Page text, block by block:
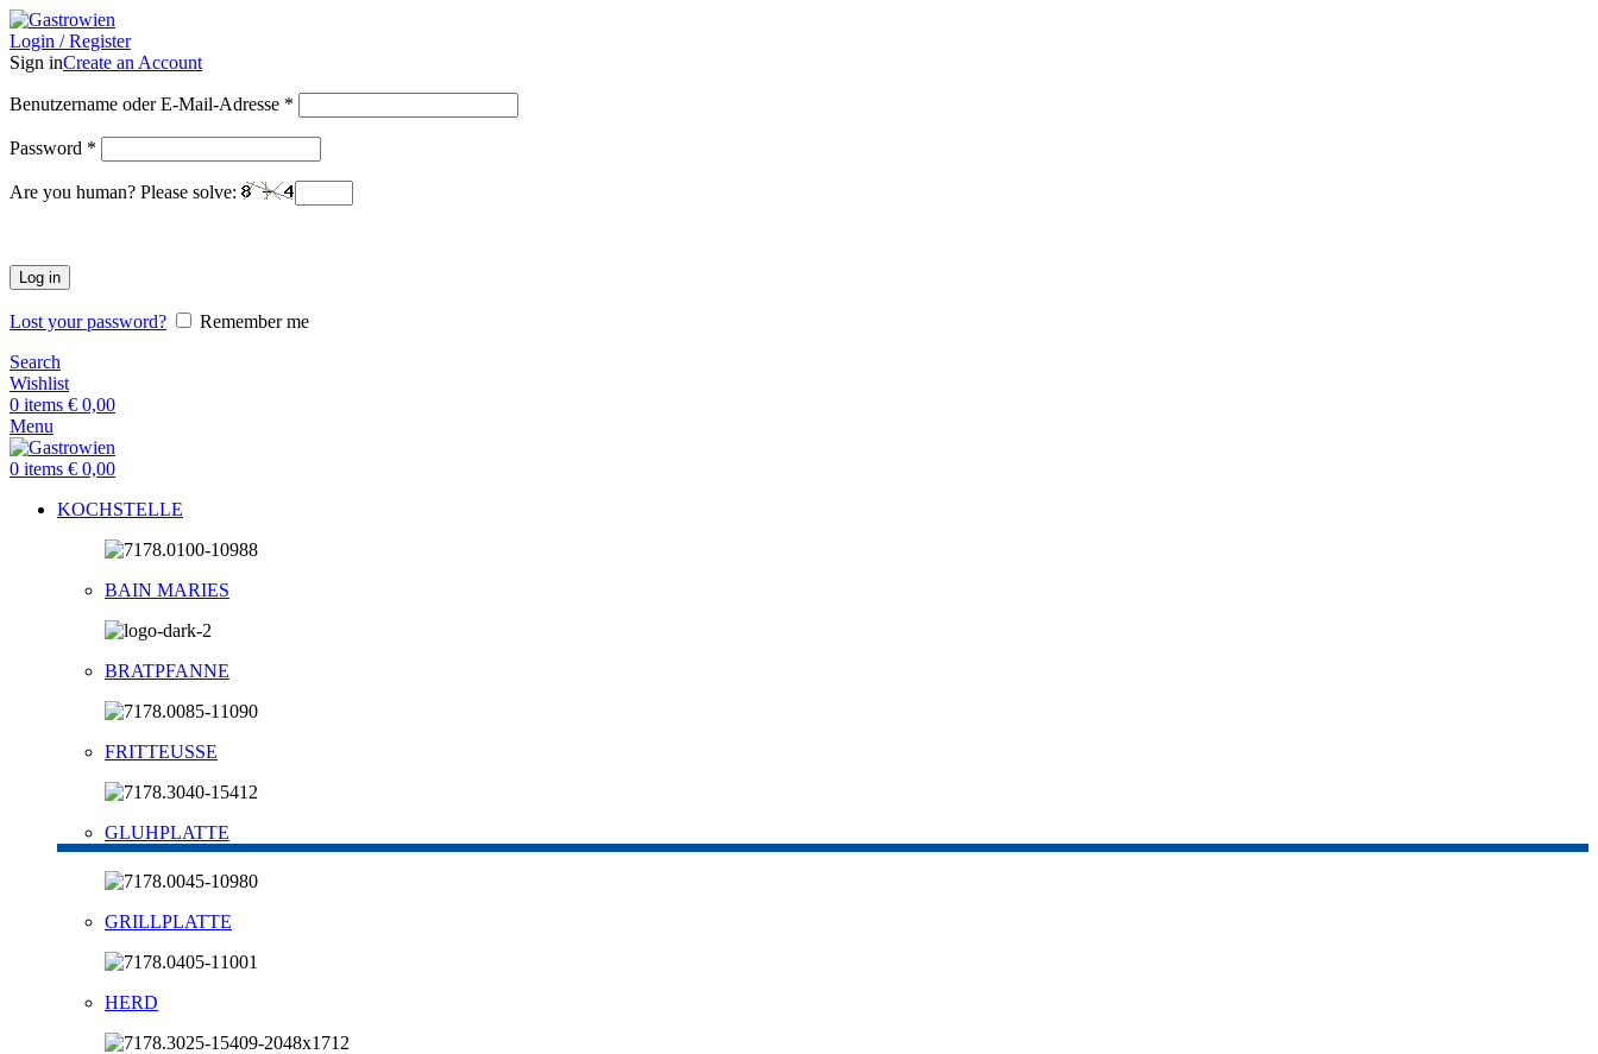
Login / Register
Sign inCreate an Account
Benutzername oder E-Mail-Adresse *
Password *
Are you human? Please solve:
Log in
Lost your password?
Remember me
Search
Wishlist
0 items € 0,00
Menu
0 items € 0,00
KOCHSTELLE
BAIN MARIES
BRATPFANNE
FRITTEUSSE
GLUHPLATTE
GRILLPLATTE
HERD